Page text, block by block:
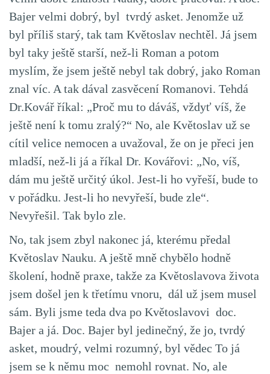
Bajer velmi dobrý, byl tvrdý asket. Jenomže už
byl příliš starý, tak tam Květoslav nechtěl. Já jsem
byl taky ještě starší, než-li Roman a potom
myslím, že jsem ještě nebyl tak dobrý, jako Roman
znal víc. A tak dával zasvěcení Romanovi. Tehdá
Dr.Kovář říkal: „Proč mu to dáváš, vždyť víš, že
ještě není k tomu zralý?“ No, ale Květoslav už se
cítil velice nemocen a uvažoval, že on je přeci jen
mladší, než-li já a říkal Dr. Kovářovi: „No, víš,
dám mu ještě určitý úkol. Jest-li ho vyřeší, bude to
v pořádku. Jest-li ho nevyřeší, bude zle“.
Nevyřešil. Tak bylo zle.
No, tak jsem zbyl nakonec já, kterému předal
Květoslav Nauku. A ještě mně chybělo hodně
školení, hodně praxe, takže za Květoslavova života
jsem došel jen k třetímu vnoru, dál už jsem musel
sám. Byli jsme teda dva po Květoslavovi doc.
Bajer a já. Doc. Bajer byl jedinečný, že jo, tvrdý
asket, moudrý, velmi rozumný, byl vědec To já
jsem se k němu moc nemohl rovnat. No, ale